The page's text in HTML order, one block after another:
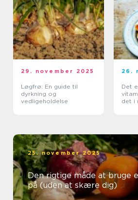
29. november 2025
Løgfrø: En guide til
dyrkning og
vedligeholdelse
26.
Det
det i
25. november 2025
Den rigtige måde at bruge
på (uden at skære dig)